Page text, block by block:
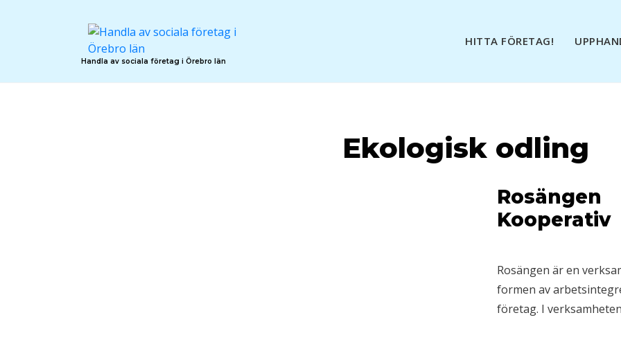
Handla av sociala företag i Örebro län
HITTA FÖRETAG!
Ekologisk odling
Rosängen
Kooperativ
Rosängen är en
formen av
företag. I